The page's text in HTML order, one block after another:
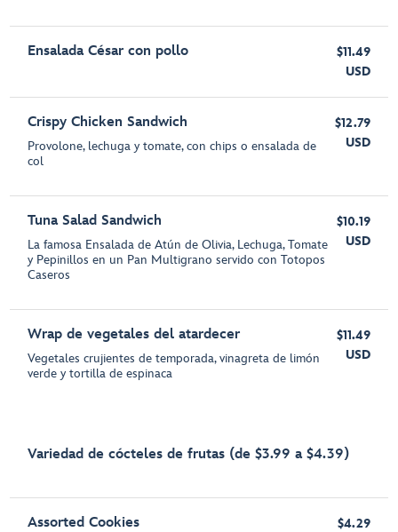
Ensalada César con pollo
$11.49
USD
Crispy Chicken Sandwich
Provolone, lechuga y tomate, con chips o ensalada de
col
$12.79
USD
Tuna Salad Sandwich
La famosa Ensalada de Atún de Olivia, Lechuga, Tomate
y Pepinillos en un Pan Multigrano servido con Totopos
Caseros
$10.19
USD
Wrap de vegetales del atardecer
Vegetales crujientes de temporada, vinagreta de limón
verde y tortilla de espinaca
$11.49
USD
Variedad de cócteles de frutas (de $3.99 a $4.39)
Assorted Cookies
$4.29